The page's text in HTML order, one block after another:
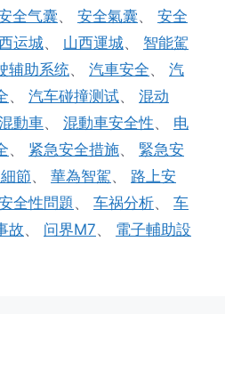
全气囊、 安全氣囊、 安全
运城、 山西運城、 智能駕
辅助系统、 汽車安全、 汽
、 汽车碰撞测试、 混动
動車、 混動車安全性、 电
、 紧急安全措施、 緊急安
節、 華為智駕、 路上安
全性問題 、 车祸分析、 车
故、 问界M7、 電子輔助設